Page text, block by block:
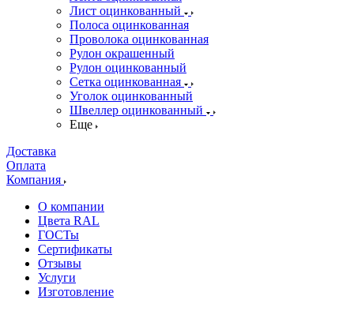
Лист оцинкованный
Полоса оцинкованная
Проволока оцинкованная
Рулон окрашенный
Рулон оцинкованный
Сетка оцинкованная
Уголок оцинкованный
Швеллер оцинкованный
Еще
Доставка
Оплата
Компания
О компании
Цвета RAL
ГОСТы
Сертификаты
Отзывы
Услуги
Изготовление